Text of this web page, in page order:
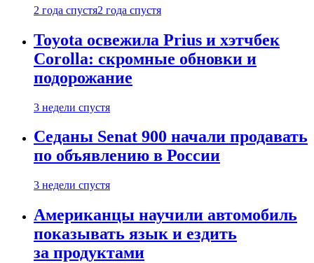
2 года спустя2 года спустя
Toyota освежила Prius и хэтчбек
Corolla: скромные обновки и
подорожание
3 недели спустя
Седаны Senat 900 начали продавать
по объявлению в России
3 недели спустя
Американцы научили автомобиль
показывать язык и ездить
за продуктами